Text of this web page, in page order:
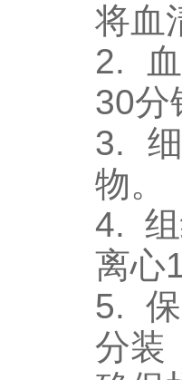
将血
2.
30分
3.
物。
4. 组
离心
5. 保
分装